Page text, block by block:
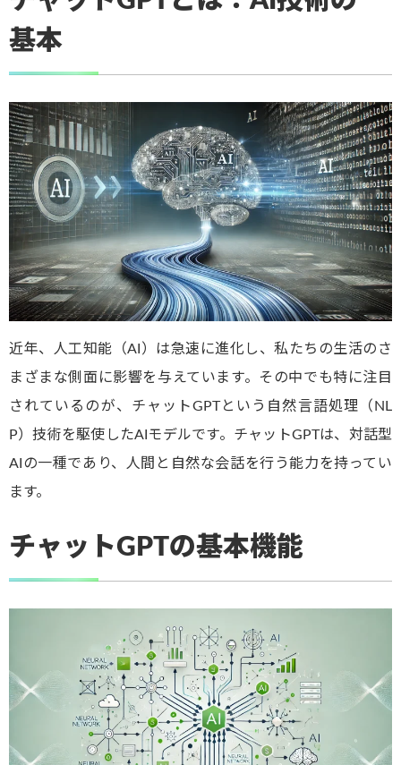
基本
近年、人工知能（AI）は急速に進化し、私たちの生活のさ
まざまな側面に影響を与えています。その中でも特に注目
されているのが、チャットGPTという自然言語処理（NL
P）技術を駆使したAIモデルです。チャットGPTは、対話型
AIの一種であり、人間と自然な会話を行う能力を持ってい
ます。
チャットGPTの基本機能